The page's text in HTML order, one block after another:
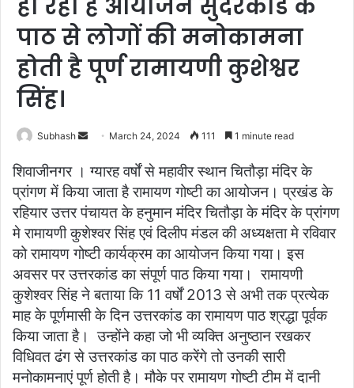
हो रहा है आयोजन सुंदरकांड के
पाठ से लोगों की मनोकामना
होती है पूर्ण रामायणी कुशेश्वर
सिंह।
Subhash
n
d
a
n
e
m
a
i
March 24, 2024 111 1 minute read
शिवाजीनगर । ग्यारह वर्षों से महावीर स्थान चितौड़ा मंदिर के
प्रांगण में किया जाता है रामायण गोष्टी का आयोजन। प्रखंड के
रहियार उत्तर पंचायत के हनुमान मंदिर चितौड़ा के मंदिर के प्रांगण
मे रामायणी कुशेश्वर सिंह एवं दिलीप मंडल की अध्यक्षता मे रविवार
को रामायण गोष्टी कार्यक्रम का आयोजन किया गया। इस
अवसर पर उत्तरकांड का संपूर्ण पाठ किया गया। रामायणी
कुशेश्वर सिंह ने बताया कि 11 वर्षों 2013 से अभी तक प्रत्येक
माह के पूर्णमासी के दिन उत्तरकांड का रामायण पाठ श्रद्धा पूर्वक
किया जाता है। उन्होंने कहा जो भी व्यक्ति अनुष्ठान रखकर
विधिवत ढंग से उत्तरकांड का पाठ करेंगे तो उनकी सारी
मनोकामनाएं पूर्ण होती है। मौके पर रामायण गोष्टी टीम में दानी